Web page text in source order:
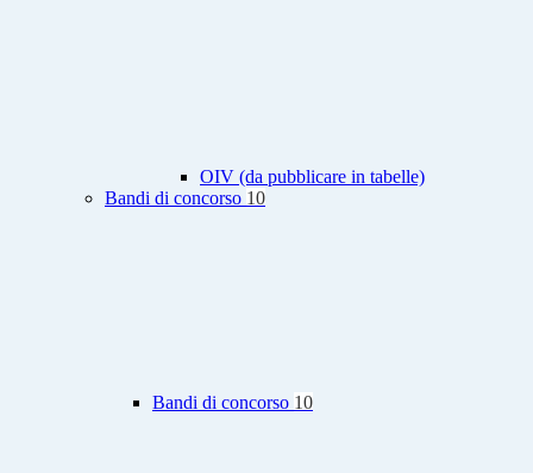
OIV (da pubblicare in tabelle)
Bandi di concorso 10
Bandi di concorso 10